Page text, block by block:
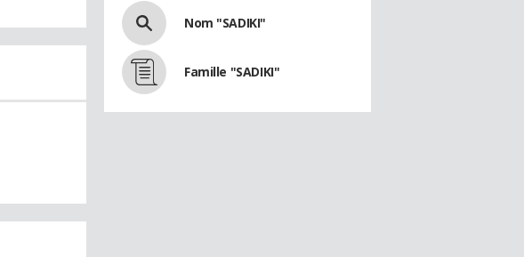
Nom "SADIKI"
Famille "SADIKI"